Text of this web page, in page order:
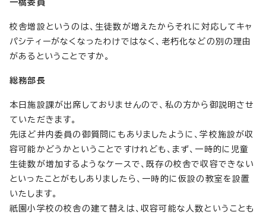
一橋委員
校舎増設というのは、生徒数が増えたからそれに対応してキャ
パシティーがなくなったわけではなく、老朽化などの別の理由
があるということですか。
総務部長
本日施設課が出席しておりませんので、私の方から御説明させ
ていただきます。
先ほど井内委員の御質問にもありましたように、学校施設が収
容可能かどうかということですけれども、まず、一時的に児童
生徒数が増加するようなケースで、既存の校舎で収容できない
といったことがもしありましたら、一時的に仮設の教室を設置
いたします。
祇園小学校の校舎の建て替えは、収容可能な人数ということも